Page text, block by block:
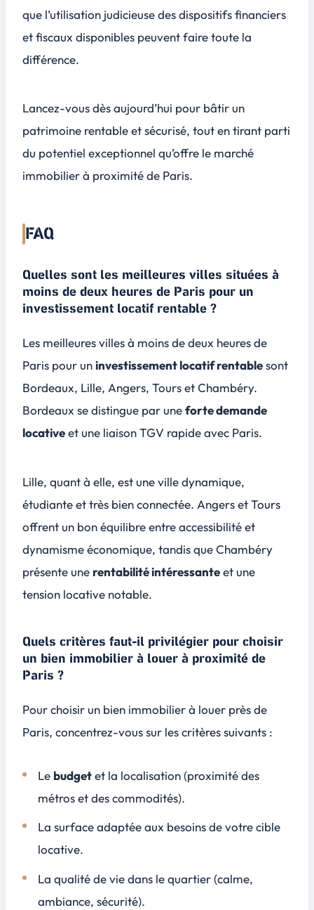
que l’utilisation judicieuse des dispositifs financiers
et fiscaux disponibles peuvent faire toute la
différence.
Lancez-vous dès aujourd’hui pour bâtir un
patrimoine rentableetsécurisé, tout en tirant parti
du potentiel exceptionnel qu’offre le marché
immobilier à proximité de Paris.
FAQ
Quelles sont les meilleures villes situées à
moins de deux heures de Paris pour un
investissement locatif rentable ?
Les meilleures villes à moins de deux heures de
Paris pour uninvestissement locatif rentablesont
Bordeaux, Lille, Angers, Tours et Chambéry.
Bordeaux se distingue par uneforte demande
locativeet une liaison TGV rapide avec Paris.
Lille, quant à elle, est une villedynamique,
étudiante et très bien connectée. Angers et Tours
offrent un bon équilibre entre accessibilité et
dynamisme économique, tandis que Chambéry
présente une rentabilité intéressanteet une
tension locative notable.
Quels critères faut-il privilégier pour choisir
un bien immobilier à louer à proximité de
Paris ?
Pour choisir un bien immobilier à louer près de
Paris, concentrez-vous sur les critères suivants :
Le budgetet la localisation (proximité des
métros et des commodités).
La surface adaptée aux besoins de votre cible
locative.
Laqualité de viedans le quartier (calme,
ambiance, sécurité).